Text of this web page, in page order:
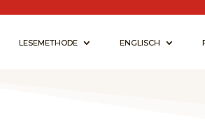
LESEMETHODE ENGLISCH